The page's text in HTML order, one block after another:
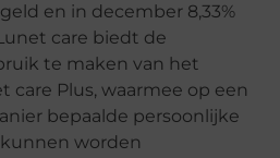
en in december 8,33%
care biedt de
te maken van het
care Plus, waarmee op een
bepaalde persoonlijke
worden